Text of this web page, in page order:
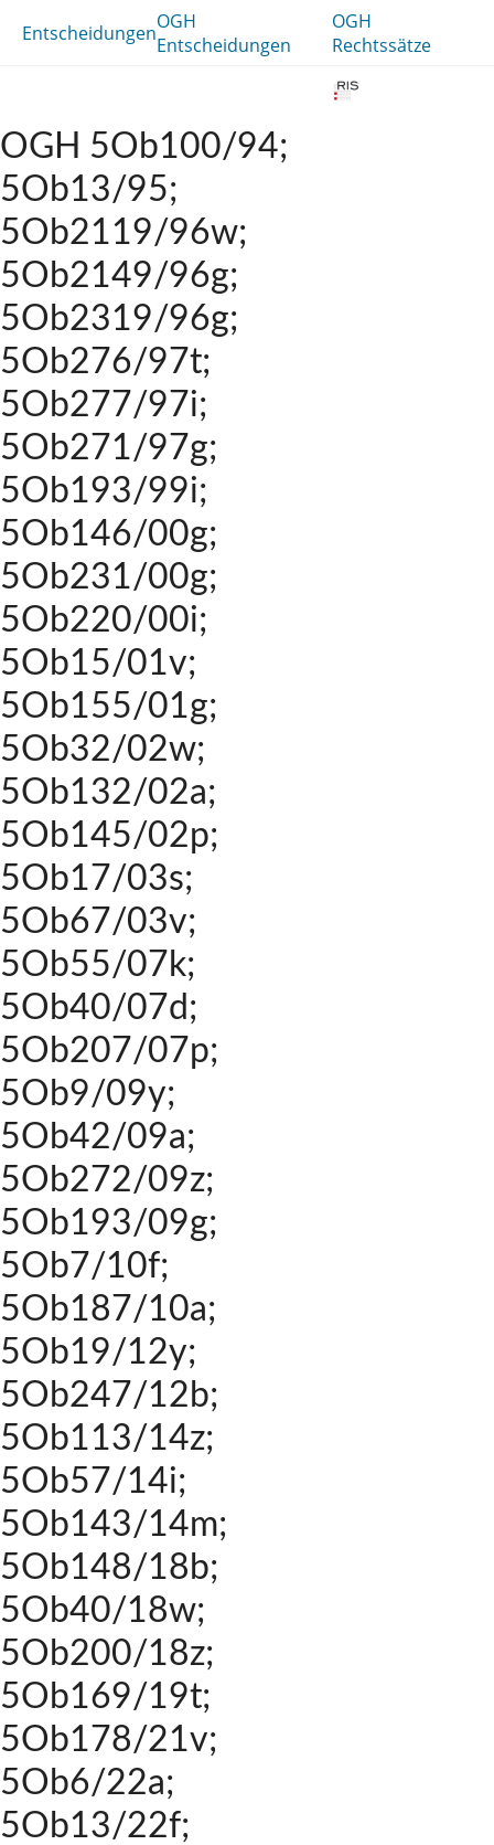
EntscheidungenOGH
Entscheidungen
OGH
Rechtssätze
OGH 5Ob100/94;
5Ob13/95;
5Ob2119/96w;
5Ob2149/96g;
5Ob2319/96g;
5Ob276/97t;
5Ob277/97i;
5Ob271/97g;
5Ob193/99i;
5Ob146/00g;
5Ob231/00g;
5Ob220/00i;
5Ob15/01v;
5Ob155/01g;
5Ob32/02w;
5Ob132/02a;
5Ob145/02p;
5Ob17/03s;
5Ob67/03v;
5Ob55/07k;
5Ob40/07d;
5Ob207/07p;
5Ob9/09y;
5Ob42/09a;
5Ob272/09z;
5Ob193/09g;
5Ob7/10f;
5Ob187/10a;
5Ob19/12y;
5Ob247/12b;
5Ob113/14z;
5Ob57/14i;
5Ob143/14m;
5Ob148/18b;
5Ob40/18w;
5Ob200/18z;
5Ob169/19t;
5Ob178/21v;
5Ob6/22a;
5Ob13/22f;